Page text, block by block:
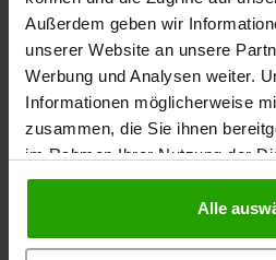
Außerdem geben wir
unserer Website an unsere
Werbung und Analysen weiter.
Informationen möglicherweise
zusammen, die Sie ihnen
im Rahmen Ihrer Nutzung der
Alle
keine Produktmuster ins
Schnell zum passenden
oder Produktname eingeben
passende Alternative finden –
Wundauflagen
Zertifikat
Die Ausstellung eines
vollständige Teilnahme an
Claudia Pruck ist PTA und
Referentin. Neben
Kommunikationstrainings
Schulen ist Claudia Pruck